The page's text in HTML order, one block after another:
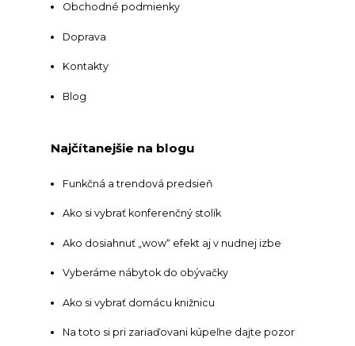
Obchodné podmienky
Doprava
Kontakty
Blog
Najčítanejšie na blogu
Funkčná a trendová predsieň
Ako si vybrať konferenčný stolík
Ako dosiahnuť „wow“ efekt aj v nudnej izbe
Vyberáme nábytok do obývačky
Ako si vybrať domácu knižnicu
Na toto si pri zariaďovani kúpeľne dajte pozor